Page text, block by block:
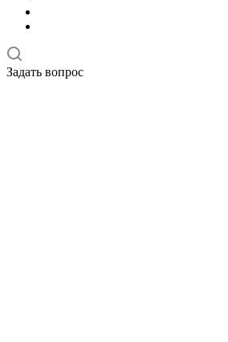
Задать вопрос